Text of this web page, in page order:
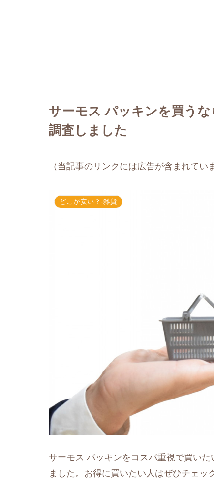
サーモス パッキンを買う
調査しました
（当記事のリンクには広告が含まれてい
どこが安い？-雑貨
サーモス パッキンをコスパ重視で買い
ました。お得に買いたい人はぜひチェッ